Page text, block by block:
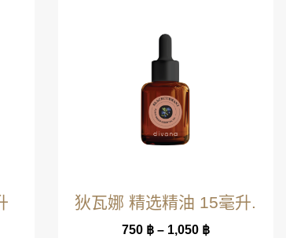
狄瓦娜 精选精油 15毫升.
750 ฿ – 1,050 ฿